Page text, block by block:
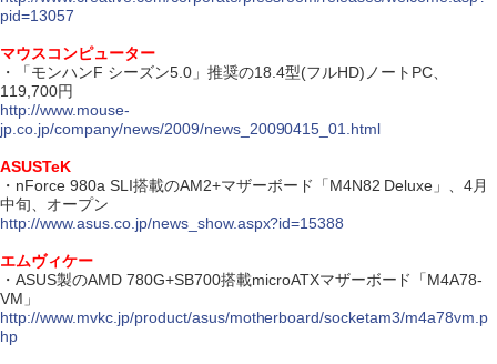
pid=13057
マウスコンピューター
・「モンハンF シーズン5.0」推奨の18.4型(フルHD)ノートPC、
119,700円
http://www.mouse-
jp.co.jp/company/news/2009/news_20090415_01.html
ASUSTeK
・nForce 980a SLI搭載のAM2+マザーボード「M4N82 Deluxe」、4月
中旬、オープン
http://www.asus.co.jp/news_show.aspx?id=15388
エムヴィケー
・ASUS製のAMD 780G+SB700搭載microATXマザーボード「M4A78-
VM」
http://www.mvkc.jp/product/asus/motherboard/socketam3/m4a78vm.p
hp